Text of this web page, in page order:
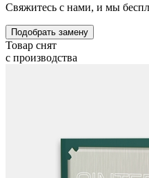
Свяжитесь с нами, и мы
Подобрать замену
Товар снят
с производства